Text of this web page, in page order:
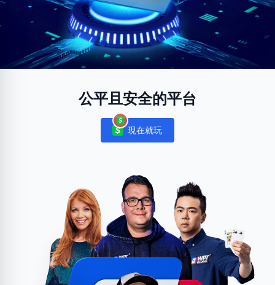
公平且安全的平台
Notifications
現在就玩